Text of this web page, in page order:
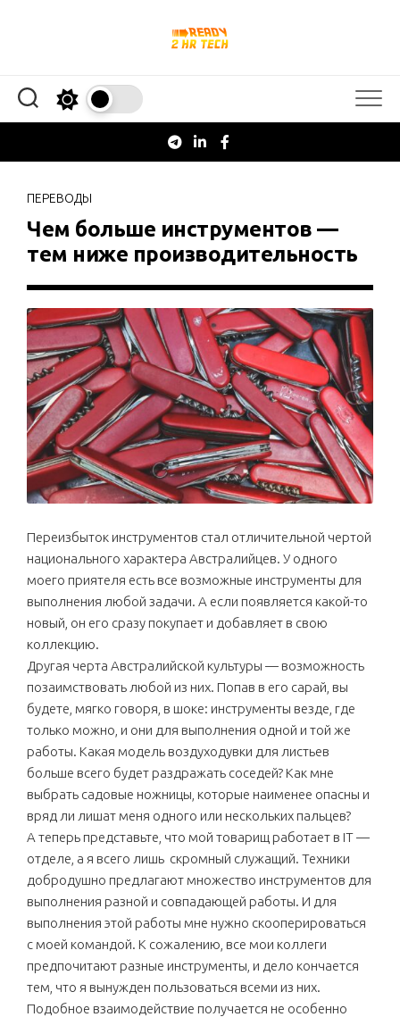
ПЕРЕВОДЫ
Чем больше инструментов —
тем ниже производительность
Переизбыток инструментов стал отличительной чертой
национального характера Австралийцев. У одного
моего приятеля есть все возможные инструменты для
выполнения любой задачи. А если появляется какой-то
новый, он его сразу покупает и добавляет в свою
коллекцию.
Другая черта Австралийской культуры — возможность
позаимствовать любой из них. Попав в его сарай, вы
будете, мягко говоря, в шоке: инструменты везде, где
только можно, и они для выполнения одной и той же
работы. Какая модель воздуходувки для листьев
больше всего будет раздражать соседей? Как мне
выбрать садовые ножницы, которые наименее опасны и
вряд ли лишат меня одного или нескольких пальцев?
А теперь представьте, что мой товарищ работает в IT —
отделе, а я всего лишь скромный служащий. Техники
добродушно предлагают множество инструментов для
выполнения разной и совпадающей работы. И для
выполнения этой работы мне нужно скооперироваться
с моей командой. К сожалению, все мои коллеги
предпочитают разные инструменты, и дело кончается
тем, что я вынужден пользоваться всеми из них.
Подобное взаимодействие получается не особенно